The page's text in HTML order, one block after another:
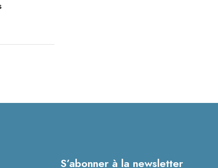
S’abonner à la newsletter